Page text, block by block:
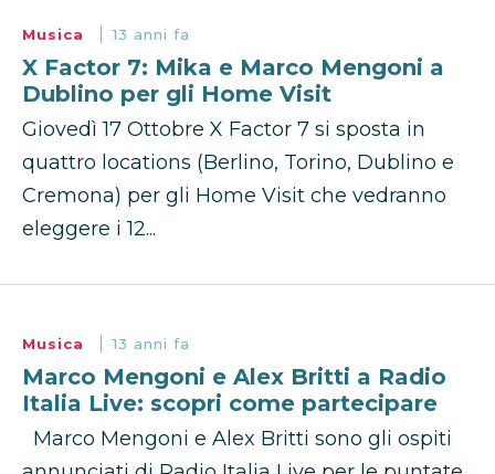
Musica 13 anni fa
X Factor 7: Mika e Marco Mengoni a
Dublino per gli Home Visit
Giovedì 17 Ottobre X Factor 7 si sposta in
quattro locations (Berlino, Torino, Dublino e
Cremona) per gli Home Visit che vedranno
eleggere i 12...
Musica 13 anni fa
Marco Mengoni e Alex Britti a Radio
Italia Live: scopri come partecipare
Marco Mengoni e Alex Britti sono gli ospiti